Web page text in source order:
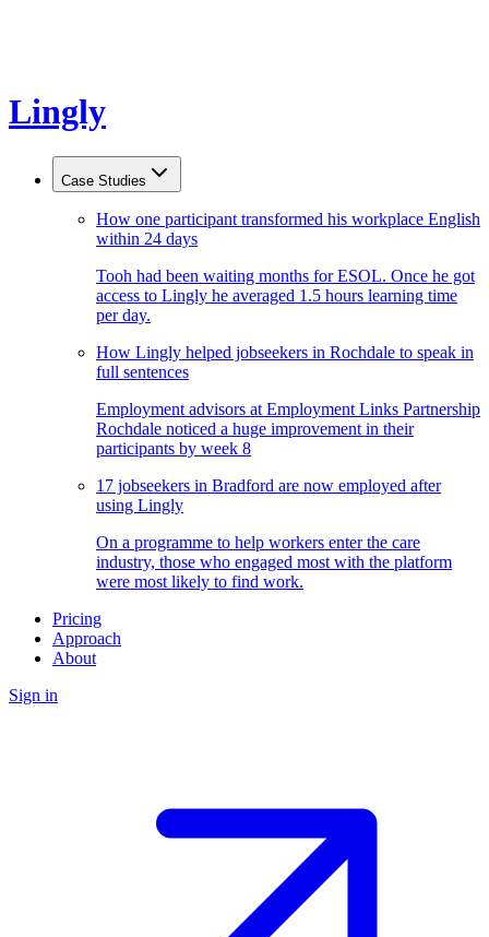
Lingly
Case Studies
How one participant transformed his workplace English
within 24 days
Tooh had been waiting months for ESOL. Once he got
access to Lingly he averaged 1.5 hours learning time
per day.
How Lingly helped jobseekers in Rochdale to speak in
full sentences
Employment advisors at Employment Links Partnership
Rochdale noticed a huge improvement in their
participants by week 8
17 jobseekers in Bradford are now employed after
using Lingly
On a programme to help workers enter the care
industry, those who engaged most with the platform
were most likely to find work.
Pricing
Approach
About
Sign in